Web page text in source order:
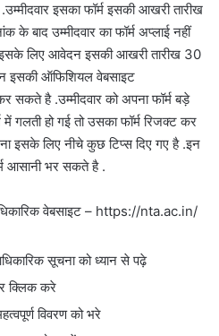
इसका फॉर्म इसकी आखरी तारीख
बाद उम्मीदवार का फॉर्म अप्लाई नहीं
इसके लिए आवेदन इसकी आखरी तारीख 30
ऑफिशियल वेबसाइट
है .उम्मीदवार को अपना फॉर्म बड़े
में गलती हो गई तो उसका फॉर्म रिजक्ट कर
इसके लिए नीचे कुछ टिप्स दिए गए है .इन
आसानी भर सकते है .
वेबसाइट – https://nta.ac.in/
सूचना को ध्यान से पढ़े
क्लिक करे
विवरण को भरे